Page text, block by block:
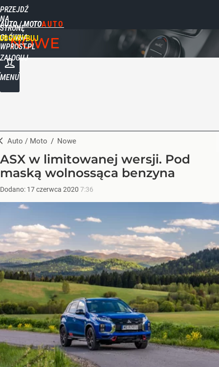
PRZEJDŹ
NA
STRONĘ
GŁÓWNĄ
WPROST.PL
AUTO / MOTO
ZALOGUJ
MENU
NOWE
Auto / Moto / Nowe
ASX w limitowanej wersji. Pod
maską wolnossąca benzyna
Dodano: 17czerwca 2020 7:36